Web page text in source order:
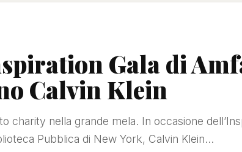
Gala di
Calvin Klein
charity nella grande mela. In occasione
Pubblica di New York, Calvin Klein...